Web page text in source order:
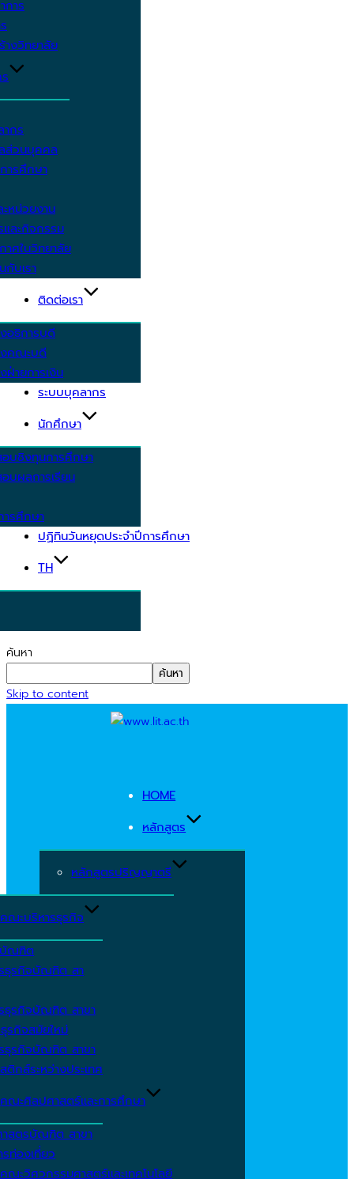
การ
างวิทยาลัย
กร
ส่วนบุคคล
ารศึกษา
หน่วยงาน
และกิจกรรม
าศในวิทยาลัย
กับเรา
ติดต่อเรา
อธิการบดี
คณะบดี
ฝ่ายการเงิน
ระบบบุคลากร
นักศึกษา
บชิงทุนการศึกษา
บผลการเรียน
รศึกษา
ปฏิทินวันหยุดประจำปีการศึกษา
TH
ค้นหา
ค้นหา
Skip to content
HOME
หลักสูตร
หลักสูตรปริญญาตรี
คณะบริหารธุรกิจ
ณฑิต
ธุรกิจบัณฑิต สา
ธุรกิจบัณฑิต สาขา
รกิจสมัยใหม่
ธุรกิจบัณฑิต สาขา
ติกส์ระหว่างประเทศ
คณะศิลปศาสตร์และการศึกษา
สตรบัณฑิต สาขา
ท่องเที่ยว
คณะวิศวกรรมศาสตร์และเทคโนโลยี